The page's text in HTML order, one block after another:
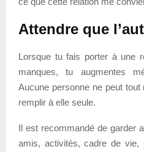
Attendre que
Lorsque tu fais porter à une
manques, tu augmentes
Aucune personne ne peut
remplir à elle seule.
Il est recommandé de garder
amis, activités, cadre de vie,